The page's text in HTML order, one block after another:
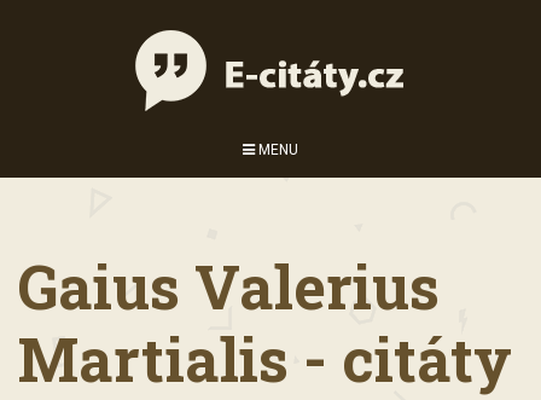
MENU
Gaius Valerius
Martialis - citáty